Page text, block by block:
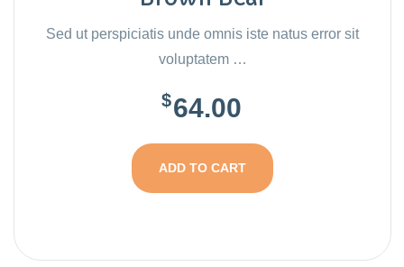
Sed ut perspiciatis unde omnis iste natus error sit
voluptatem …
$64.00
ADD TO CART